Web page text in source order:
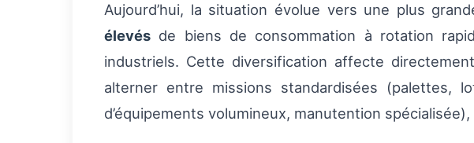
Aujourd’hui, la situation évolue vers une plus
élevés de biens de consommation à rotation
industriels. Cette diversification affecte
alterner entre missions standardisées (palettes,
d’équipements volumineux, manutention